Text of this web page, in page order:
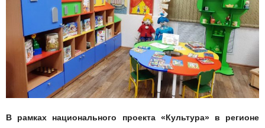
В рамках национального проекта «Культура» в регионе